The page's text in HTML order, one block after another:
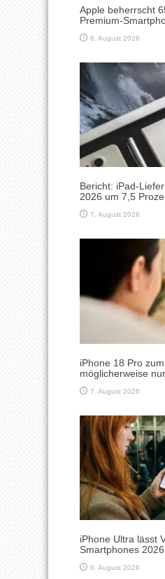
Apple beherrscht
Premium-
8. August 2026
Bericht: iPad-
2026 um 7,5
7. August 2026
iPhone 18 Pro
möglicherweise
7. August 2026
iPhone Ultra lässt
Smartphones
6. August 2026